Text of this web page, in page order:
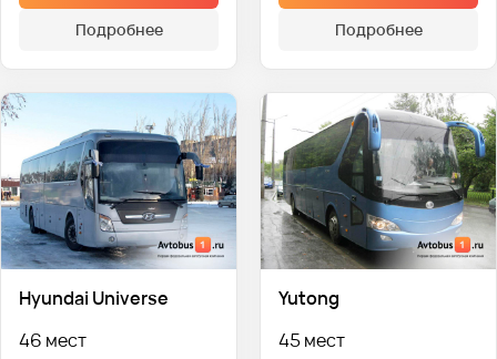
Подробнее
Подробнее
Hyundai Universe
46 мест
Yutong
45 мест